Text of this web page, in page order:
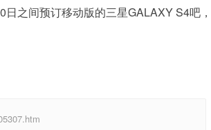
之间预订移动版的三星GALAXY S4吧，